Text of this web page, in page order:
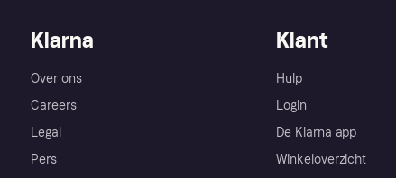
Klarna
Over ons
Careers
Legal
Pers
Klant
Hulp
Login
De Klarna app
Winkeloverzicht